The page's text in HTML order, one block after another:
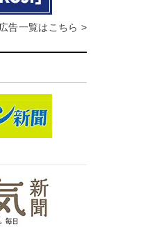
告一覧はこちら >